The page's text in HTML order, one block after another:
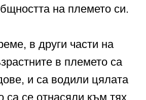
на племето си.
в други части на
в племето са
и са водили цялата
са се отнасяли към тях